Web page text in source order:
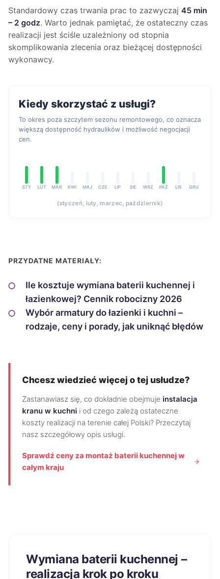
Standardowy czas trwania prac to zazwyczaj 45 min
– 2 godz. Warto jednak pamiętać, że ostateczny czas
realizacji jest ściśle uzależniony od stopnia
skomplikowania zlecenia oraz bieżącej dostępności
wykonawcy.
Kiedy skorzystać z usługi?
To okres poza szczytem sezonu remontowego, co oznacza
większą dostępność hydraulików i możliwość negocjacji
cen.
STY LUT MAR KWI MAJ CZE LIP SIE WRZ PAŹ LIS GRU
(styczeń, luty, marzec, październik)
PRZYDATNE MATERIAŁY:
Ile kosztuje wymiana baterii kuchennej i
łazienkowej? Cennik robocizny 2026
Wybór armatury do łazienki i kuchni –
rodzaje, ceny i porady, jak uniknąć błędów
Chcesz wiedzieć więcej o tej usłudze?
Zastanawiasz się, co dokładnie obejmuje instalacja
kranu w kuchni i od czego zależą ostateczne
koszty realizacji na terenie całej Polski? Przeczytaj
nasz szczegółowy opis usługi.
Sprawdź ceny za montaż baterii kuchennej w
całym kraju
Wymiana baterii kuchennej –
realizacja krok po kroku